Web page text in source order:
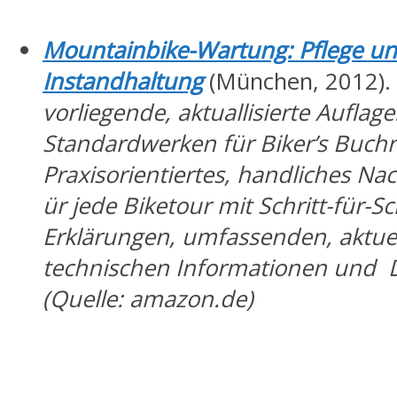
Mountainbike-Wartung: Pflege
Instandhaltung(München, 2012).
vorliegende, aktuallisierte
Standardwerken für Biker’s
Praxisorientiertes, handliches
ür jede Biketour mit Schritt-für-
Erklärungen, umfassenden,
technischen Informationen und
(Quelle: amazon.de)